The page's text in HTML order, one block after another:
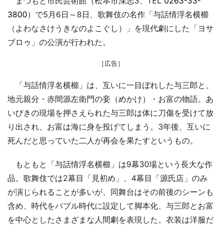
3800）で5月6日～8日、歌舞伎の名作「与話情浮名横櫛
（よわなさけうきなのよこぐし）」を現代劇にした「ヨサ
ブロゥ」の公演が行われた。
［広告］
「与話情浮名横櫛」は、互いに一目ぼれした与三郎と、
地元親分・赤間源左衛門の妾（めかけ）・お富の物語。あ
いびきの現場を押さえられた与三郎は体に刀傷を受けて放
り出され、お富は海に身を投げてしまう。3年後、互いに
死んだと思っていた二人が再会を果たすというもの。
もともと「与話情浮名横櫛」は9幕30場という長大な作
品。歌舞伎では2幕目「見初め」、4幕目「源氏店」のみ
が演じられることが多いが、同舞台はその前後のシーンも
含め、時代をバブル時代に設定して脚本化、与三郎とお富
を中心としたさまざまな人間劇を表現した。衣装は洋服だ